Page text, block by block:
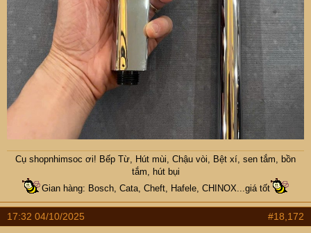
Cụ shopnhimsoc ơi! Bếp Từ, Hút mùi, Chậu vòi, Bệt xí, sen tắm, bồn
tắm, hút bụi
Gian hàng: Bosch, Cata, Cheft, Hafele, CHINOX...giá tốt
17:32 04/10/2025 #18,172